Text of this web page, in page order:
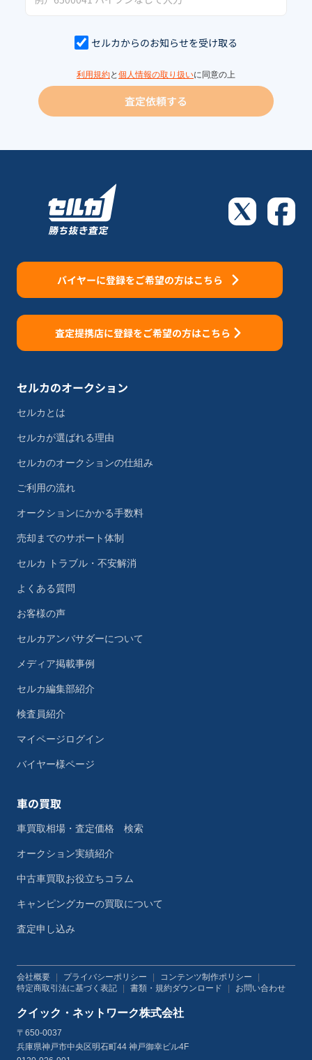
セルカからのお知らせを受け取る
利用規約と 個人情報の取り扱いに同意の上
査定依頼する
バイヤーに登録をご希望の方はこちら
査定提携店に登録をご希望の方はこちら
セルカのオークション
セルカとは
セルカが選ばれる理由
セルカのオークションの仕組み
ご利用の流れ
オークションにかかる手数料
売却までのサポート体制
セルカ トラブル・不安解消
よくある質問
お客様の声
セルカアンバサダーについて
メディア掲載事例
セルカ編集部紹介
検査員紹介
マイページログイン
バイヤー様ページ
車の買取
車買取相場・査定価格 検索
オークション実績紹介
中古車買取お役立ちコラム
キャンピングカーの買取について
査定申し込み
会社概要 プライバシーポリシー コンテンツ制作ポリシー
特定商取引法に基づく表記
書類・規約ダウンロード お問い合わせ
クイック・ネットワーク株式会社
〒650-0037
兵庫県神戸市中央区明石町44 神戸御幸ビル4F